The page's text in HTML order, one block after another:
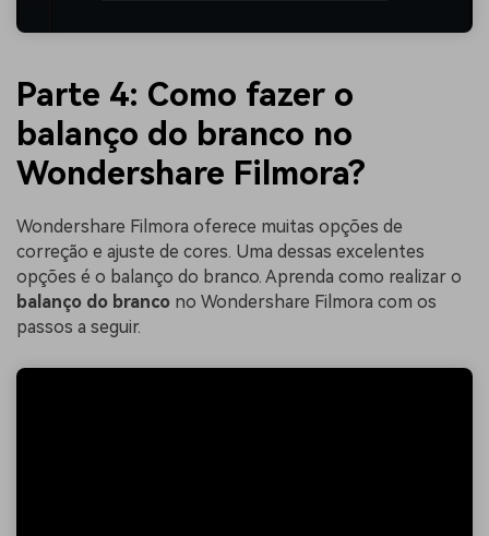
Parte 4: Como fazer o
balanço do branco no
Wondershare Filmora?
Wondershare Filmora oferece muitas opções de
correção e ajuste de cores. Uma dessas excelentes
opções é o balanço do branco. Aprenda como realizar o
balanço do branco no Wondershare Filmora com os
passos a seguir.